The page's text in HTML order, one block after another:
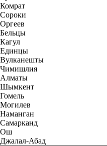
Комрат
Сороки
Оргеев
Бельцы
Кагул
Единцы
Вулканешты
Чимишлия
Алматы
Шымкент
Гомель
Могилев
Наманган
Самарканд
Ош
Джалал-Абад